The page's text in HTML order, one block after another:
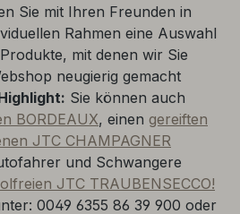
Sie mit Ihren Freunden in
Rahmen eine Auswahl
mit denen wir Sie
neugierig gemacht
Sie können auch
BORDEAUX, einen gereiften
JTC CHAMPAGNER
und Schwangere
JTC TRAUBENSECCO!
0049 6355 86 39 900 oder